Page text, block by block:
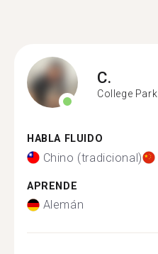
C.
College Park
HABLA FLUIDO
Chino (tradicional)
APRENDE
Alemán